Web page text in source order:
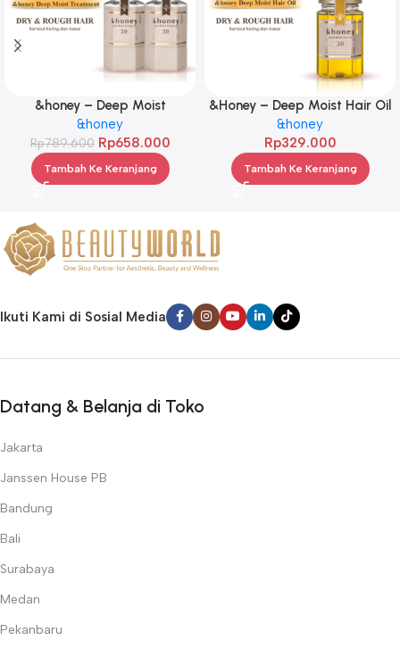
&honey – Deep Moist
Treatment 445 g Twinpack
&honey
Rp789.600 Rp658.000
Tambah Ke Keranjang
&Honey – Deep Moist Hair Oil
3.0 100ml
&honey
Rp329.000
Tambah Ke Keranjang
Ikuti Kami di Sosial Media
Datang & Belanja di Toko
Jakarta
Janssen House PB
Bandung
Bali
Surabaya
Medan
Pekanbaru